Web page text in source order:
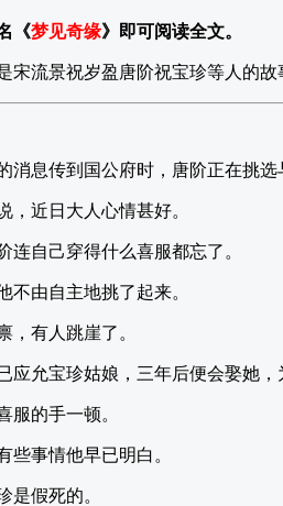
《梦见奇缘》即可阅读全文。
宋流景祝岁盈唐阶祝宝珍等人的故
消息传到国公府时，唐阶正在挑选
，近日大人心情甚好。
连自己穿得什么喜服都忘了。
不由自主地挑了起来。
，有人跳崖了。
应允宝珍姑娘，三年后便会娶她，
服的手一顿。
些事情他早已明白。
是假死的。